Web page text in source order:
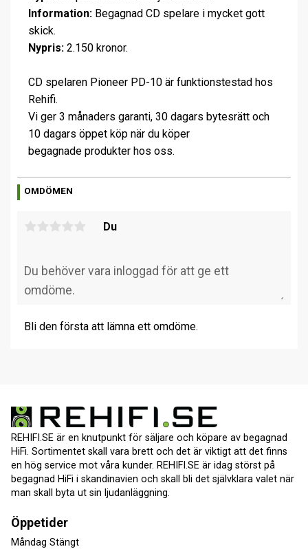
Information: Begagnad CD spelare i mycket gott
skick.
Nypris: 2.150 kronor.
CD spelaren Pioneer PD-10 är funktionstestad hos
Rehifi.
Vi ger 3 månaders garanti, 30 dagars bytesrätt och
10 dagars öppet köp när du köper
begagnade produkter hos oss.
OMDÖMEN
Du
Bli den första att lämna ett omdöme.
REHIFI.SE är en knutpunkt för säljare och köpare av begagnad
HiFi. Sortimentet skall vara brett och det är viktigt att det finns
en hög service mot våra kunder. REHIFI.SE är idag störst på
begagnad HiFi i skandinavien och skall bli det självklara valet när
man skall byta ut sin ljudanläggning.
Öppetider
Måndag Stängt